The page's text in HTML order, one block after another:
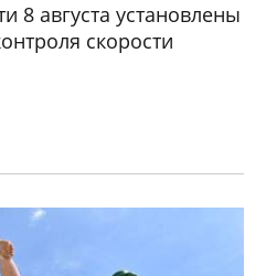
8 августа установлены
скорости